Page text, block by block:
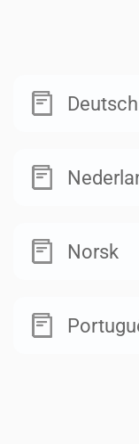
Deutsch
Norsk